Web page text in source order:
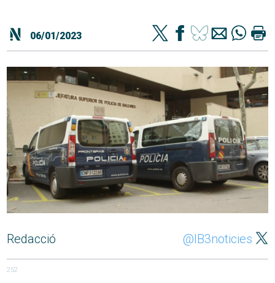
06/01/2023
Redacció @IB3noticies
252